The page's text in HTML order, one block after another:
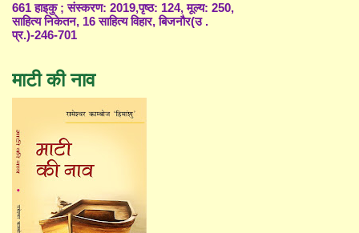
661 हाइकु ; संस्करण: 2019,पृष्ठ: 124, मूल्य: 250,
साहित्य निकेतन, 16 साहित्य विहार, बिजनौर(उ .
प्र.)-246-701
माटी की नाव